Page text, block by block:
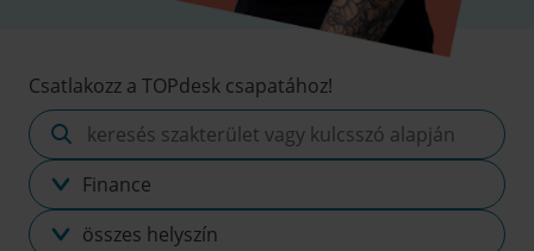
Csatlakozz a TOPdesk csapatához!
keresés
szakterület
vagy
kulcsszó
alapján
Szakterület
Helyszín